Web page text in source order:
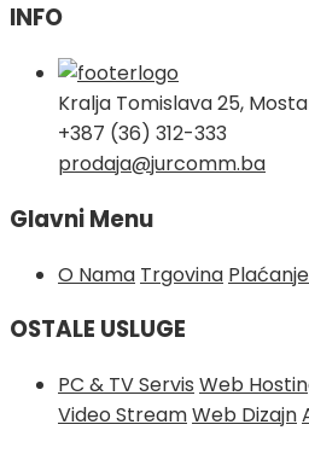
INFO
Kralja Tomislava 25,
+387 (36) 312-333
prodaja@jurcomm.ba
Glavni Menu
O Nama Trgovina
OSTALE USLUGE
PC & TV Servis Web
Video StreamWeb Dizajn